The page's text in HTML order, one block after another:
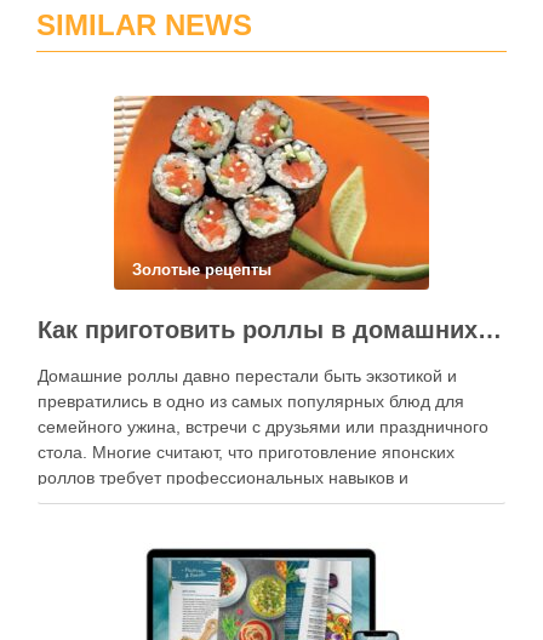
SIMILAR NEWS
Золотые рецепты
Как приготовить роллы в домашних условиях?
Домашние роллы давно перестали быть экзотикой и
превратились в одно из самых популярных блюд для
семейного ужина, встречи с друзьями или праздничного
стола. Многие считают, что приготовление японских
роллов требует профессиональных навыков и
специального оборудования, однако на практике сделать
кухне. Главное — …